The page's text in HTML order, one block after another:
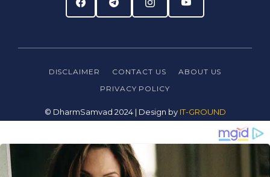
DISCLAIMER CONTACT US
ABOUT US
PRIVACY POLICY
© DharmSamvad 2024 | Design byIT-GROUND